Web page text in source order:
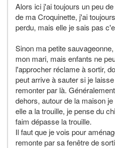
Alors ici j'ai toujours un peu
de ma Croquinette, j'ai
perdu, mais elle je sais pas
Sinon ma petite
mon mari, mais enfants ne
l'approcher réclame à sortir,
peut arrive à sauter si je
remonter par là.
dehors, autour de la maison
elle a la trouille, je pense du
faim dépasse la trouille.
Il faut que je vois pour
remonte par sa fenêtre de